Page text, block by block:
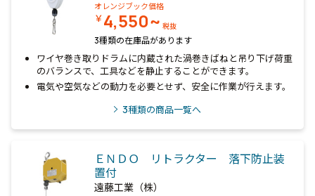
オレンジブック価格
￥4,550~ 税抜
3種類の在庫品があります
ワイヤ巻き取りドラムに内蔵された渦巻きばねと吊り下げ荷重
のバランスで、工具などを静止することができます。
電気や空気などの動力を必要とせず、安全に作業が行えます。
3種類の商品一覧へ
ＥＮＤＯ リトラクター 落下防止装
置付
遠藤工業（株）